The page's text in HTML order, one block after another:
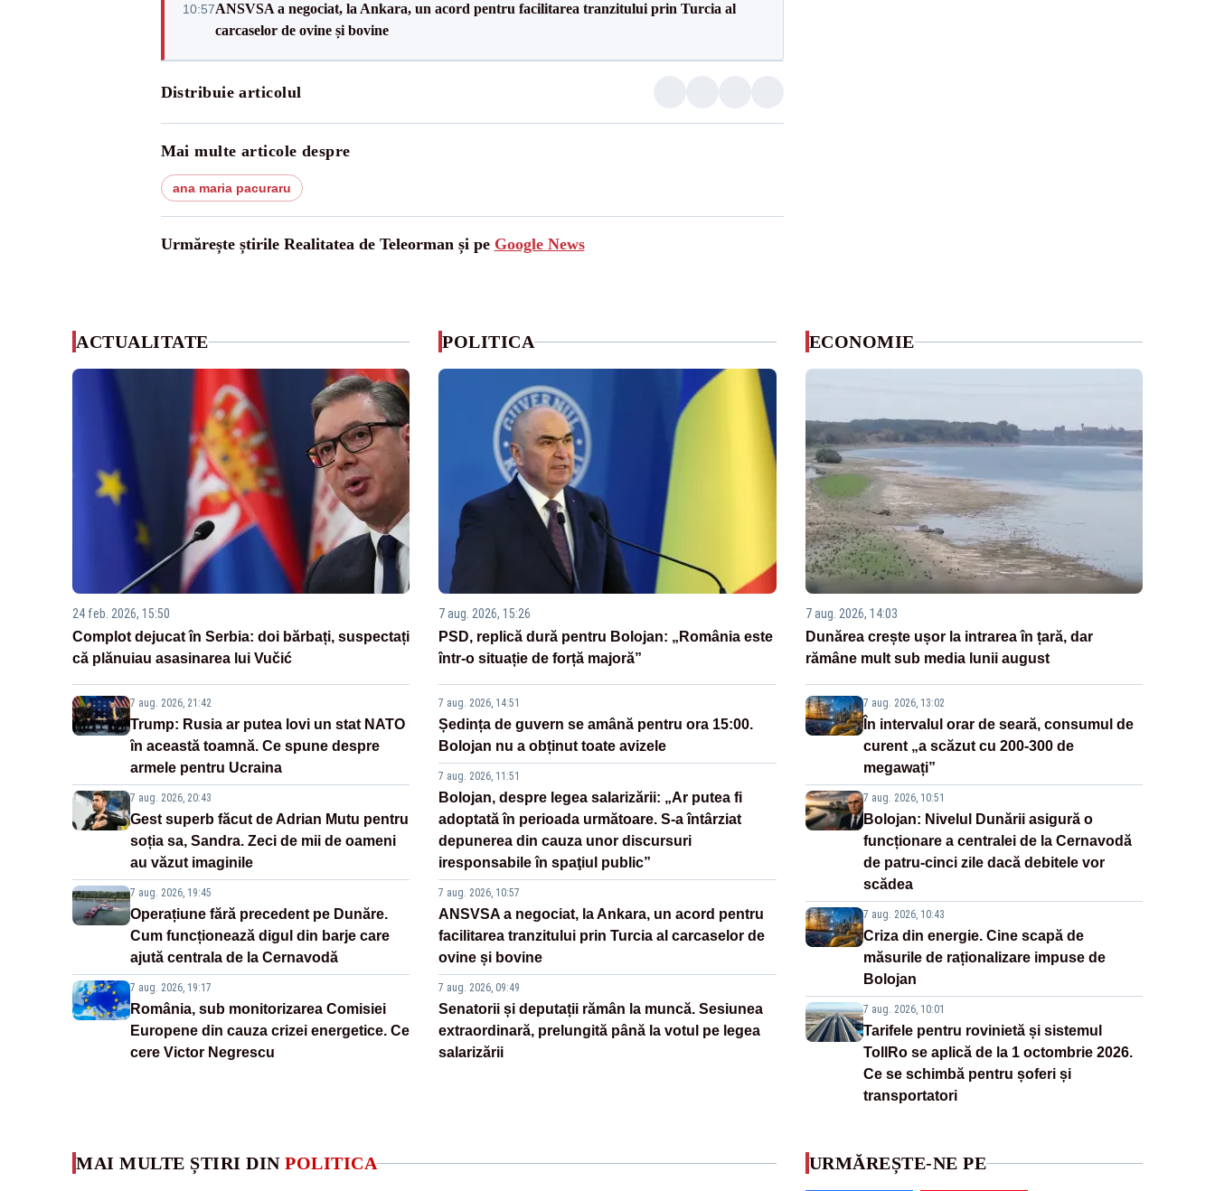
10:57ANSVSA a negociat, la Ankara, un acord pentru facilitarea tranzitului prin Turcia al
carcaselor de ovine și bovine
Distribuie articolul
Mai multe articole despre
ana maria pacuraru
Urmărește știrile Realitatea de Teleorman și pe Google News
ACTUALITATE
24 feb. 2026, 15:50
Complot dejucat în Serbia: doi bărbați, suspectați
că plănuiau asasinarea lui Vučić
7 aug. 2026, 21:42
Trump: Rusia ar putea lovi un stat NATO
în această toamnă. Ce spune despre
armele pentru Ucraina
7 aug. 2026, 20:43
Gest superb făcut de Adrian Mutu pentru
soția sa, Sandra. Zeci de mii de oameni
au văzut imaginile
7 aug. 2026, 19:45
Operațiune fără precedent pe Dunăre.
Cum funcționează digul din barje care
ajută centrala de la Cernavodă
7 aug. 2026, 19:17
România, sub monitorizarea Comisiei
Europene din cauza crizei energetice. Ce
cere Victor Negrescu
POLITICA
7 aug. 2026, 15:26
PSD, replică dură pentru Bolojan: „România este
într-o situație de forță majoră”
7 aug. 2026, 14:51
Ședința de guvern se amână pentru ora 15:00.
Bolojan nu a obținut toate avizele
7 aug. 2026, 11:51
Bolojan, despre legea salarizării: „Ar putea fi
adoptată în perioada următoare. S-a întârziat
depunerea din cauza unor discursuri
iresponsabile în spaţiul public”
7 aug. 2026, 10:57
ANSVSA a negociat, la Ankara, un acord pentru
facilitarea tranzitului prin Turcia al carcaselor de
ovine și bovine
7 aug. 2026, 09:49
Senatorii și deputații rămân la muncă. Sesiunea
extraordinară, prelungită până la votul pe legea
salarizării
ECONOMIE
7 aug. 2026, 14:03
Dunărea crește ușor la intrarea în țară, dar
rămâne mult sub media lunii august
7 aug. 2026, 13:02
În intervalul orar de seară, consumul de
curent „a scăzut cu 200-300 de
megawați”
7 aug. 2026, 10:51
Bolojan: Nivelul Dunării asigură o
funcționare a centralei de la Cernavodă
de patru-cinci zile dacă debitele vor
scădea
7 aug. 2026, 10:43
Criza din energie. Cine scapă de
măsurile de raționalizare impuse de
Bolojan
7 aug. 2026, 10:01
Tarifele pentru rovinietă și sistemul
TollRo se aplică de la 1 octombrie 2026.
Ce se schimbă pentru șoferi și
transportatori
MAI MULTE ȘTIRI DIN POLITICA URMĂREȘTE-NE PE